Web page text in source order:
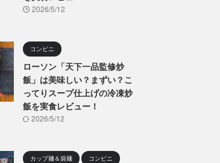
2026/5/12
コンビニ
ローソン「天下一品監修炒
飯」は美味しい？まずい？こ
ってりスープ仕上げの冷凍炒
飯を実食レビュー！
2026/5/12
カップ麺＆袋麺 コンビニ